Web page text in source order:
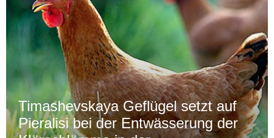
Timashevskaya Geflügel setzt auf
Pieralisi bei der Entwässerung der